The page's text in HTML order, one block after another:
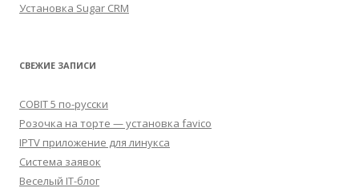
Установка Sugar CRM
СВЕЖИЕ ЗАПИСИ
COBIT 5 по-русски
Розочка на торте — установка favico
IPTV приложение для линукса
Система заявок
Веселый IT-блог